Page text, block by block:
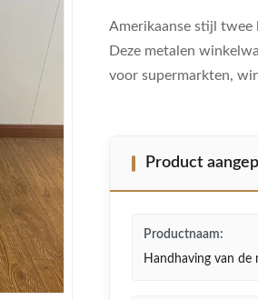
Amerikaanse stijl
Deze metalen
voor supermarkten,
Product
Productnaam:
Handhaving van de